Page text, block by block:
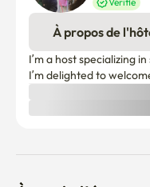
Vérifié
I’m a host specializing
I’m delighted to welcome